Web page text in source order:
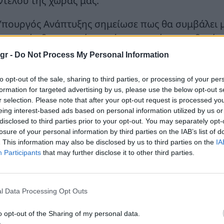
- Do Not Process My Personal Information
opt-out of the sale, sharing to third parties, or processing of your
for targeted advertising by us, please use the below opt-out
selection. Please note that after your opt-out request is processed
interest-based ads based on personal information utilized by us
to third parties prior to your opt-out. You may separately
of your personal information by third parties on the IAB’s list of
This information may also be disclosed by us to third parties on the
Participants that may further disclose it to other third parties.
Data Processing Opt Outs
opt-out of the Sharing of my personal data.
Ανάπτυξης σημείωσε πως θα συμβάλει
βιομηχανίας πρέπει να ενώσει τις
ένωση, η οποία θα δώσει νέα πνοή και νέα
υπογράμμισε ότι το επόμενο διάστημα
και την αμυντική βιομηχανία στον
η ομιλία του Υπουργού ΑνάπτυξηςΤάκη
και κύριοι…
ιδιαίτερα που βρίσκομαι σήμερα στο
στο επίκεντρο ένα ζήτημα με βαθιά εθνική,
καταρχάς να σας μεταφέρω τον θερμό
τον οποίο έχω την τιμή να εκπροσωπώ